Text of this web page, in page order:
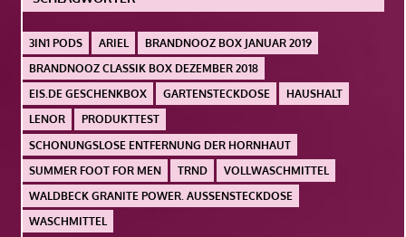
3IN1 PODS ARIEL
BRANDNOOZ BOX JANUAR 2019
BRANDNOOZ CLASSIK BOX DEZEMBER 2018
EIS.DE GESCHENKBOX
GARTENSTECKDOSE
HAUSHALT
LENOR
PRODUKTTEST
SCHONUNGSLOSE ENTFERNUNG DER HORNHAUT
SUMMER FOOT FOR MEN
TRND
VOLLWASCHMITTEL
WALDBECK GRANITE POWER. AUSSENSTECKDOSE
WASCHMITTEL